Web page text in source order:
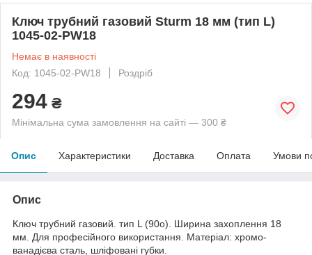
Ключ трубний газовий Sturm 18 мм (тип L)
1045-02-PW18
Немає в наявності
Код: 1045-02-PW18
Роздріб
294 ₴
Мінімальна сума замовлення на сайті — 300 ₴
Опис Характеристики Доставка Оплата Умови
Опис
Ключ трубний газовий. тип L (90o). Ширина захоплення 18
мм. Для професійного використання. Матеріал: хромо-
ванадієва сталь, шліфовані губки.